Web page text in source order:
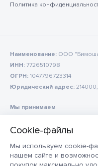
Мы используем cookie-
нашем сайте и
Политика
Наименование: ООО
ИНН: 7726510798
ОГРН: 1047796723314
Юридический адрес:
Мы принимаем